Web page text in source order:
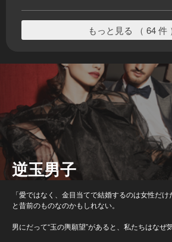
もっと見る （ 64 件
逆玉男子
「愛ではなく、金目当てで結婚するのは女性だ
と昔前のものなのかもしれない。
男にだって“玉の輿願望”があると、私たちはなぜ